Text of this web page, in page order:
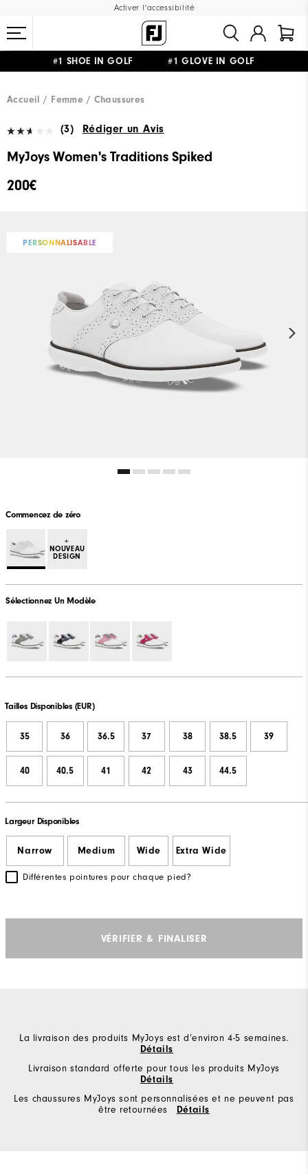
Activer l'accessibilité
#1 SHOE IN GOLF #1 GLOVE IN GOLF
Accueil
Femme Chaussures
(3) Rédiger un Avis
MyJoys Women's Traditions Spiked
200€
PERSONNALISABLE
Commencez de zéro
+
NOUVEAU
DESIGN
Sélectionnez Un Modèle
Tailles Disponibles (EUR)
35 36 36.5 37 38 38.5 39
40 40.5 41 42 43 44.5
Largeur Disponibles
Narrow Medium Wide Extra Wide
Différentes pointures pour chaque pied?
VÉRIFIER & FINALISER
La livraison des produits MyJoys est d’environ 4-5 semaines.
Détails
Livraison standard offerte pour tous les produits MyJoys
Détails
Les chaussures MyJoys sont personnalisées et ne peuvent pas
être retournées
Détails